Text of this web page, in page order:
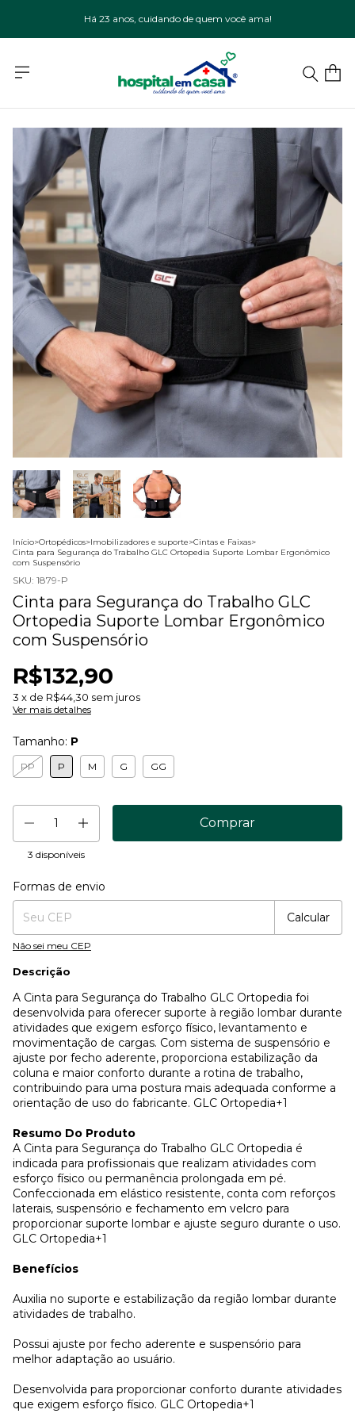
Há 23 anos, cuidando de quem você ama!
Início>Ortopédicos>Imobilizadores e suporte>Cintas e Faixas>
Cinta para Segurança do Trabalho GLC Ortopedia Suporte Lombar Ergonômico
com Suspensório
SKU: 1879-P
Cinta para Segurança do Trabalho GLC
Ortopedia Suporte Lombar Ergonômico
com Suspensório
R$132,90
3 x de R$44,30 sem juros
Ver mais detalhes
Tamanho: P
PP P M G GG
3 disponíveis
Entregas para o CEP:
Formas de envio
Calcular
Não sei meu CEP
Descrição
A Cinta para Segurança do Trabalho GLC Ortopedia foi
desenvolvida para oferecer suporte à região lombar durante
atividades que exigem esforço físico, levantamento e
movimentação de cargas. Com sistema de suspensório e
ajuste por fecho aderente, proporciona estabilização da
coluna e maior conforto durante a rotina de trabalho,
contribuindo para uma postura mais adequada conforme a
orientação de uso do fabricante. GLC Ortopedia+1
Resumo Do Produto
A Cinta para Segurança do Trabalho GLC Ortopedia é
indicada para profissionais que realizam atividades com
esforço físico ou permanência prolongada em pé.
Confeccionada em elástico resistente, conta com reforços
laterais, suspensório e fechamento em velcro para
proporcionar suporte lombar e ajuste seguro durante o uso.
GLC Ortopedia+1
Benefícios
Auxilia no suporte e estabilização da região lombar durante
atividades de trabalho.
Possui ajuste por fecho aderente e suspensório para
melhor adaptação ao usuário.
Desenvolvida para proporcionar conforto durante atividades
que exigem esforço físico. GLC Ortopedia+1